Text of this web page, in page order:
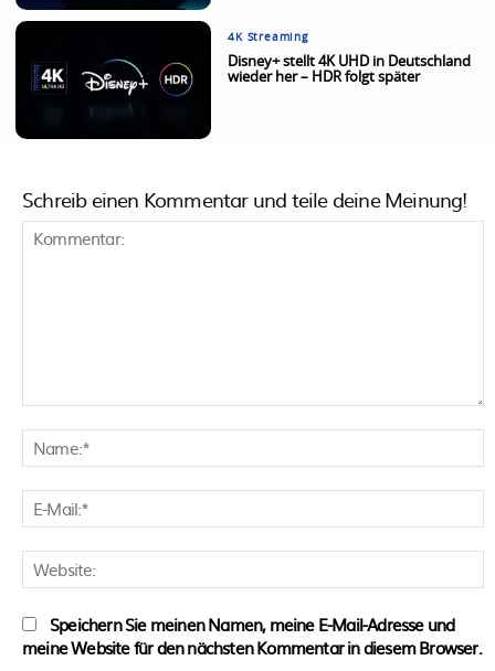
4K Streaming
Disney+ stellt 4K UHD in Deutschland
wieder her – HDR folgt später
Schreib einen Kommentar und teile deine Meinung!
Speichern Sie meinen Namen, meine E-Mail-Adresse und
meine Website für den nächsten Kommentar in diesem Browser.